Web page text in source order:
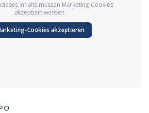
Inhalts müssen Marketing-Cookies
akzeptiert werden.
-Cookies akzeptieren